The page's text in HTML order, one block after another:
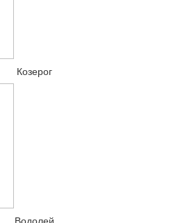
Козерог
Водолей